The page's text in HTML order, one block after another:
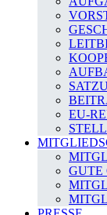
EU-
GUTE